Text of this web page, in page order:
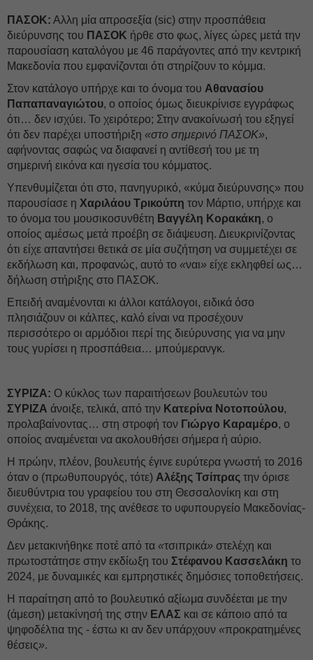
ΠΑΣΟΚ: Αλλη μία απροσεξία (sic) στην προσπάθεια
διεύρυνσης του ΠΑΣΟΚ ήρθε στο φως, λίγες ώρες μετά την
παρουσίαση καταλόγου με 46 παράγοντες από την κεντρική
Μακεδονία που εμφανίζονται ότι στηρίζουν το κόμμα.
Στον κατάλογο υπήρχε και το όνομα του Αθανασίου
Παπαπαναγιώτου, ο οποίος όμως διευκρίνισε εγγράφως
ότι… δεν ισχύει. Το χειρότερο; Στην ανακοίνωσή του εξηγεί
ότι δεν παρέχει υποστήριξη «στο σημερινό ΠΑΣΟΚ»,
αφήνοντας σαφώς να διαφανεί η αντίθεσή του με τη
σημερινή εικόνα και ηγεσία του κόμματος.
Υπενθυμίζεται ότι στο, πανηγυρικό, «κύμα διεύρυνσης» που
παρουσίασε η Χαριλάου Τρικούπη τον Μάρτιο, υπήρχε και
το όνομα του μουσικοσυνθέτη Βαγγέλη Κορακάκη, ο
οποίος αμέσως μετά προέβη σε διάψευση. Διευκρινίζοντας
ότι είχε απαντήσει θετικά σε μία συζήτηση να συμμετέχει σε
εκδήλωση και, προφανώς, αυτό το «ναι» είχε εκληφθεί ως…
δήλωση στήριξης στο ΠΑΣΟΚ.
Επειδή αναμένονται κι άλλοι κατάλογοι, ειδικά όσο
πλησιάζουν οι κάλπες, καλό είναι να προσέχουν
περισσότερο οι αρμόδιοι περί της διεύρυνσης για να μην
τους γυρίσει η προσπάθεια… μπούμερανγκ.
ΣΥΡΙΖΑ: Ο κύκλος των παραιτήσεων βουλευτών του
ΣΥΡΙΖΑ άνοιξε, τελικά, από την Κατερίνα Νοτοπούλου,
προλαβαίνοντας… στη στροφή τον Γιώργο Καραμέρο, ο
οποίος αναμένεται να ακολουθήσει σήμερα ή αύριο.
Η πρώην, πλέον, βουλευτής έγινε ευρύτερα γνωστή το 2016
όταν ο (πρωθυπουργός, τότε) Αλέξης Τσίπρας την όρισε
διευθύντρια του γραφείου του στη Θεσσαλονίκη και στη
συνέχεια, το 2018, της ανέθεσε το υφυπουργείο Μακεδονίας-
Θράκης.
Δεν μετακινήθηκε ποτέ από τα «τσιπρικά» στελέχη και
πρωτοστάτησε στην εκδίωξη του Στέφανου Κασσελάκη το
2024, με δυναμικές και εμπρηστικές δημόσιες τοποθετήσεις.
Η παραίτηση από το βουλευτικό αξίωμα συνδέεται με την
(άμεση) μετακίνησή της στην ΕΛΑΣ και σε κάποιο από τα
ψηφοδέλτια της - έστω κι αν δεν υπάρχουν «προκρατημένες
θέσεις».